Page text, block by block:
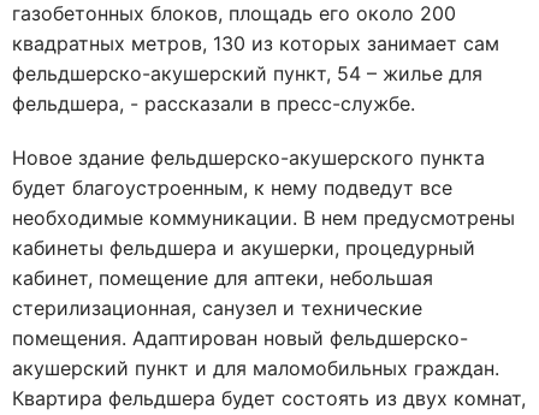
газобетонных блоков, площадь его около 200
квадратных метров, 130 из которых занимает сам
фельдшерско-акушерский пункт, 54 – жилье для
фельдшера, - рассказали в пресс-службе.
Новое здание фельдшерско-акушерского пункта
будет благоустроенным, к нему подведут все
необходимые коммуникации. В нем предусмотрены
кабинеты фельдшера и акушерки, процедурный
кабинет, помещение для аптеки, небольшая
стерилизационная, санузел и технические
помещения. Адаптирован новый фельдшерско-
акушерский пункт и для маломобильных граждан.
Квартира фельдшера будет состоять из двух комнат,